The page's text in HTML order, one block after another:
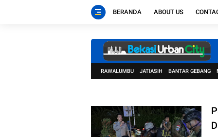
BERANDA ABOUT US
RAWALUMBU JATIASIH BANTAR GEBANG